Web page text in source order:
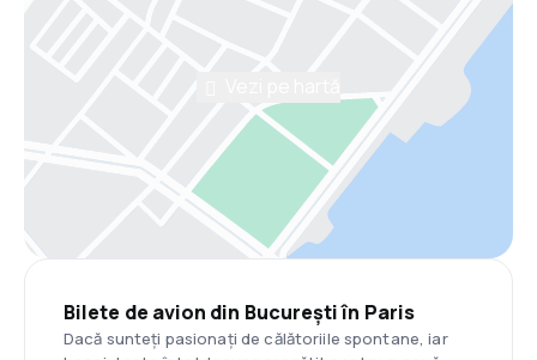
Bilete de avion din București în Paris
Dacă sunteți pasionați de călătoriile spontane, iar